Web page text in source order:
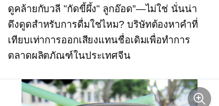
ดูคล้ายกับวลี "กัดขี้ผึ้ง" ลูกอ๊อด”—ไม่ใช่ นั่นน่า
ดึงดูดสำหรับการดื่มใช่ไหม? บริษัทต้องหาคำที่
เทียบเท่าการออกเสียงแทนชื่อเดิมเพื่อทำการ
ตลาดผลิตภัณฑ์ในประเทศจีน